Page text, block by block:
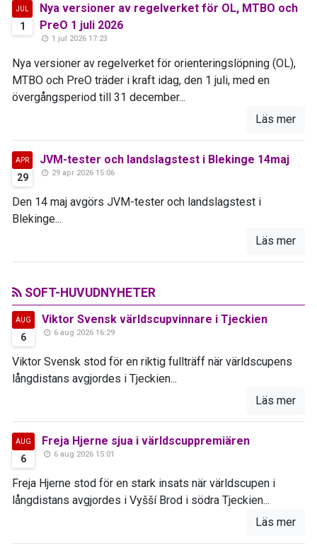
JUL
1
Nya versioner av regelverket för OL, MTBO och
PreO 1 juli 2026
1 jul 2026 17:23
Nya versioner av regelverket för orienteringslöpning (OL),
MTBO och PreO träder i kraft idag, den 1 juli, med en
övergångsperiod till 31 december...
Läs mer
APR
29
JVM-tester och landslagstest i Blekinge 14maj
29 apr 2026 15:06
Den 14 maj avgörs JVM-tester och landslagstest i
Blekinge...
Läs mer
SOFT-HUVUDNYHETER
AUG
6
Viktor Svensk världscupvinnare i Tjeckien
6 aug 2026 16:29
Viktor Svensk stod för en riktig fullträff när världscupens
långdistans avgjordes i Tjeckien...
Läs mer
AUG
6
Freja Hjerne sjua i världscuppremiären
6 aug 2026 15:01
Freja Hjerne stod för en stark insats när världscupen i
långdistans avgjordes i Vyšší Brod i södra Tjeckien...
Läs mer